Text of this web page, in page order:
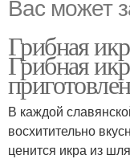
Вас может
Грибная
Грибная
В каждой
восхитительно
ценится икра из